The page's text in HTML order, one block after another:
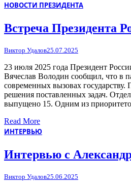
НОВОСТИ ПРЕЗИДЕНТА
Встреча Президента
Виктор Удалов25.07.2025
23 июля 2025 года Президент
Вячеслав Володин сообщил, что в
современных вызовах
решения поставленных задач.
выпущено 15. Одним из
Read More
ИНТЕРВЬЮ
Интервью с
Виктор Удалов25.06.2025